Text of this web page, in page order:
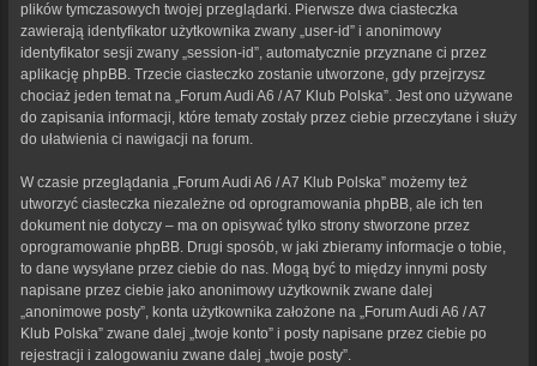
plików tymczasowych twojej przeglądarki. Pierwsze dwa ciasteczka
zawierają identyfikator użytkownika zwany „user-id” i anonimowy
identyfikator sesji zwany „session-id”, automatycznie przyznane ci przez
aplikację phpBB. Trzecie ciasteczko zostanie utworzone, gdy przejrzysz
chociaż jeden temat na „Forum Audi A6 / A7 Klub Polska”. Jest ono używane
do zapisania informacji, które tematy zostały przez ciebie przeczytane i służy
do ułatwienia ci nawigacji na forum.
W czasie przeglądania „Forum Audi A6 / A7 Klub Polska” możemy też
utworzyć ciasteczka niezależne od oprogramowania phpBB, ale ich ten
dokument nie dotyczy – ma on opisywać tylko strony stworzone przez
oprogramowanie phpBB. Drugi sposób, w jaki zbieramy informacje o tobie,
to dane wysyłane przez ciebie do nas. Mogą być to między innymi posty
napisane przez ciebie jako anonimowy użytkownik zwane dalej
„anonimowe posty”, konta użytkownika założone na „Forum Audi A6 / A7
Klub Polska” zwane dalej „twoje konto” i posty napisane przez ciebie po
rejestracji i zalogowaniu zwane dalej „twoje posty”.